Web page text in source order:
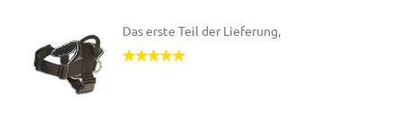
Das erste Teil der Lieferung,